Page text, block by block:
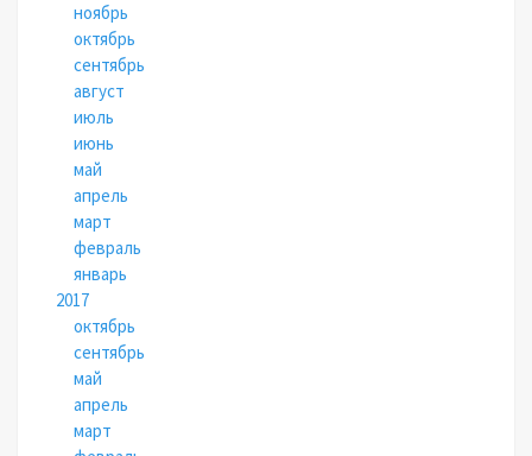
ноябрь
октябрь
сентябрь
август
июль
июнь
май
апрель
март
февраль
январь
2017
октябрь
сентябрь
май
апрель
март